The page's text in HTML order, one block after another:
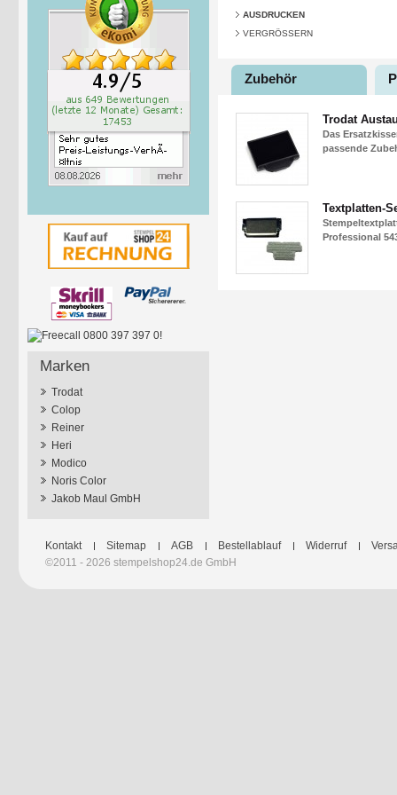
Marken
Trodat
Colop
Reiner
Heri
Modico
Noris Color
Jakob Maul GmbH
AUSDRUCKEN
VERGRÖSSERN
Zubehör
Trodat
Das
passende
Textplatten-
Professional
Kontakt Sitemap AGB Bestellablauf Widerruf
©2011 - 2026 stempelshop24.de GmbH